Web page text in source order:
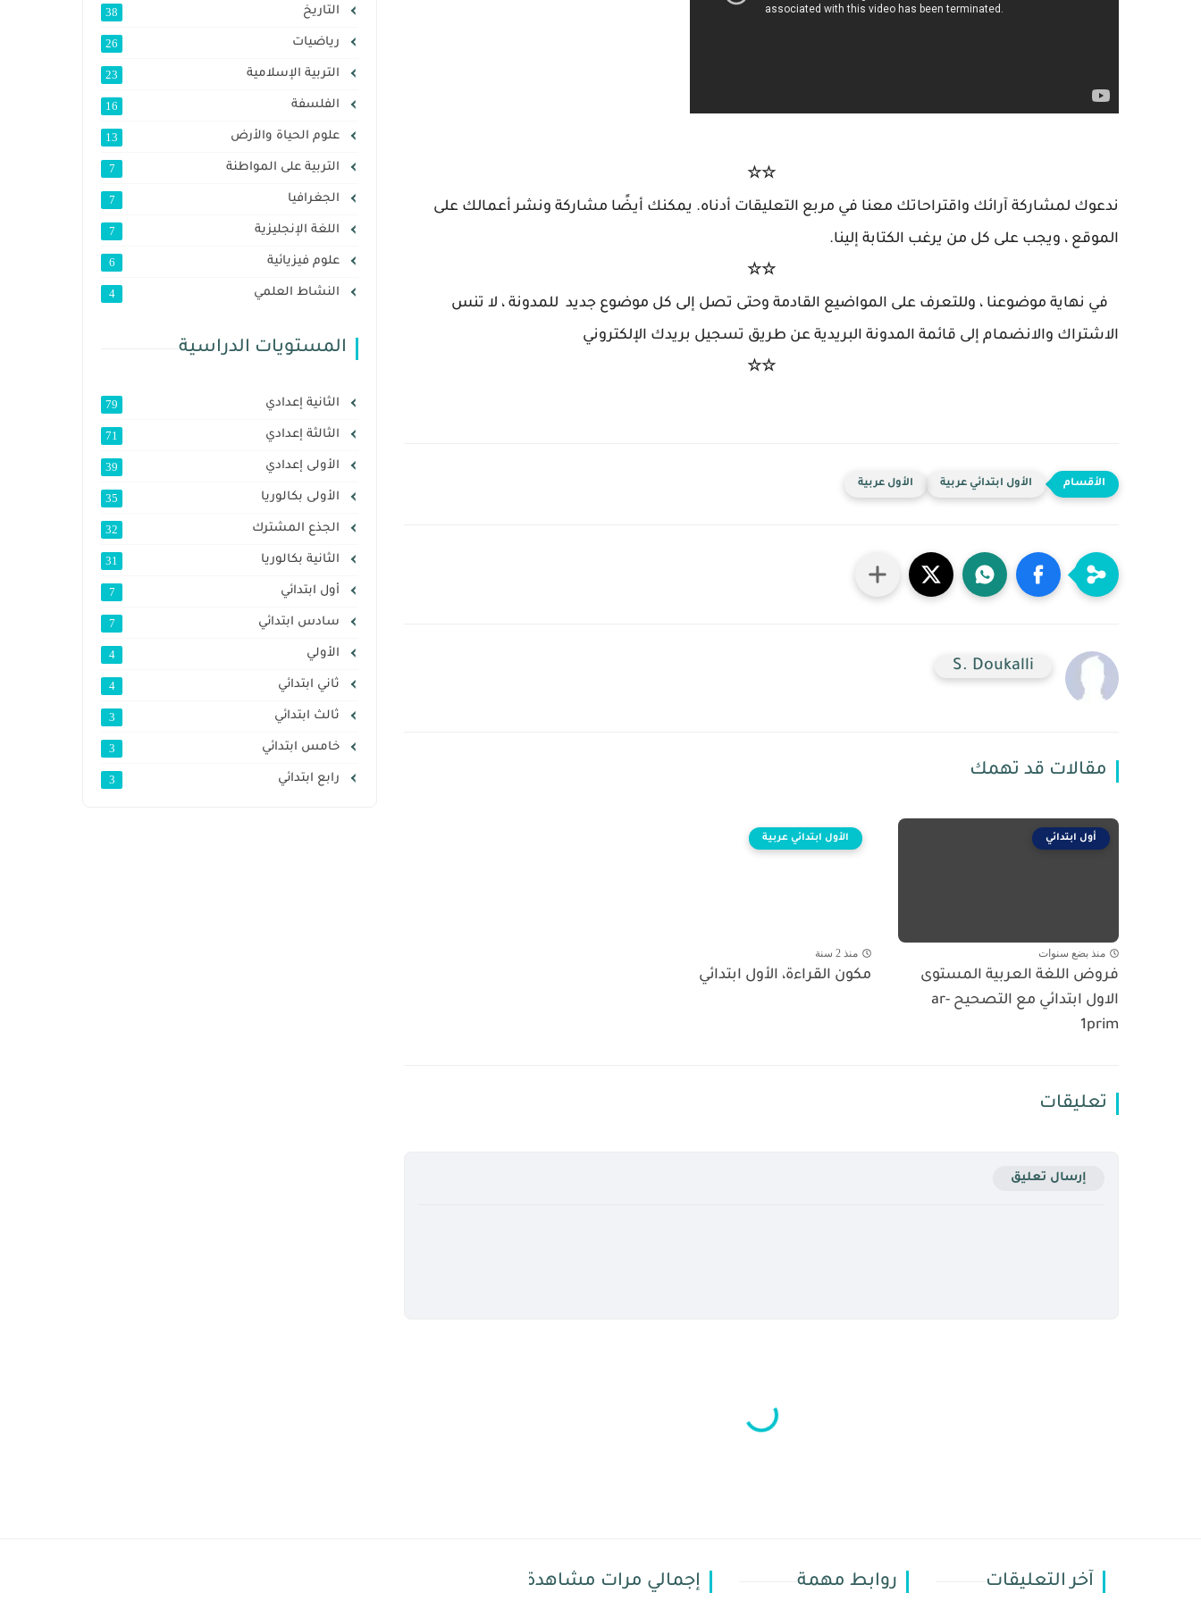
☆☆
ندعوك لمشاركة آرائك واقتراحاتك معنا في مربع التعليقات أدناه. يمكنك أيضًا مشاركة ونشر أعمالك على
الموقع ، ويجب على كل من يرغب الكتابة إلينا.
☆☆
في نهاية موضوعنا ، وللتعرف على المواضيع القادمة وحتى تصل إلى كل موضوع جديد للمدونة ، لا تنس
الاشتراك والانضمام إلى قائمة المدونة البريدية عن طريق تسجيل بريدك الإلكتروني
☆☆
الأول ابتدائي عربية الأول عربية
S. Doukalli
مقالات قد تهمك
أول ابتدائي
منذ بضع سنوات
فروض اللغة العربية المستوى
الاول ابتدائي مع التصحيح ar-
1prim
الأول ابتدائي عربية
منذ 2 سنة
مكون القراءة، الأول ابتدائي
تعليقات
إرسال تعليق
التاريخ 38
رياضيات 26
التربية الإسلامية 23
الفلسفة 16
علوم الحياة والأرض 13
التربية على المواطنة 7
الجغرافيا 7
اللغة الإنجليزية 7
علوم فيزيائية 6
النشاط العلمي 4
المستويات الدراسية
الثانية إعدادي 79
الثالثة إعدادي 71
الأولى إعدادي 39
الأولى بكالوريا 35
الجذع المشترك 32
الثانية بكالوريا 31
أول ابتدائي 7
سادس ابتدائي 7
الأولي 4
ثاني ابتدائي 4
ثالث ابتدائي 3
خامس ابتدائي 3
رابع ابتدائي 3
آخر التعليقات روابط مهمة إجمالي مرات مشاهدة الصفحة